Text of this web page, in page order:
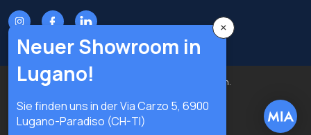
Urheberrecht © Terzi Service S.r.l. - Alle Rechte vorbehalten.
Privacy Policy Cookie Policy
Datenschutz-Präferenzen
×
Neuer Showroom in
Lugano!
Sie finden uns in der Via Carzo 5, 6900
Lugano-Paradiso (CH-TI)